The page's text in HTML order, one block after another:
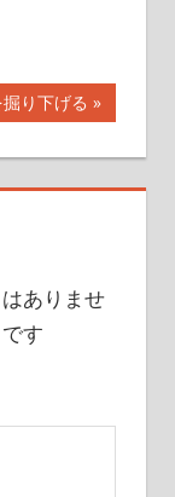
り下げる
ありませ
す